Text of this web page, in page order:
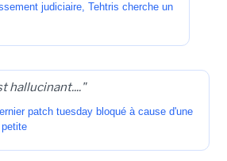
judiciaire, Tehtris cherche un
hallucinant...."
patch tuesday bloqué à cause d'une